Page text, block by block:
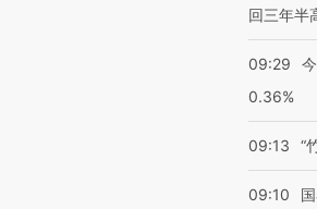
回三年半
09:29
0.36%
09:13 “
09:10